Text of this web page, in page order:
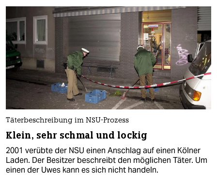
Täterbeschreibung im NSU-Prozess
Klein, sehr schmal und lockig
2001 verübte der NSU einen Anschlag auf einen Kölner
Laden. Der Besitzer beschreibt den möglichen Täter. Um
einen der Uwes kann es sich nicht handeln.